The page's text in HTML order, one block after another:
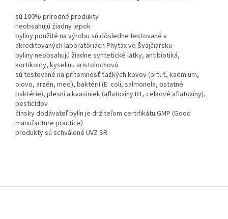
sú 100% prírodné produkty
neobsahujú žiadny lepok
byliny použité na výrobu sú dôsledne testované v
akreditovaných laboratóriách Phytax vo Švajčiarsku
byliny neobsahujú žiadne syntetické látky, antibiotiká,
kortikoidy, kyselinu aristolochovú
sú testované na prítomnosť ťažkých kovov (ortuť, kadmium,
olovo, arzén, meď), baktérií (E. coli, salmonela, ostatné
baktérie), plesní a kvasiniek (aflatoxíny B1, celkové aflatoxíny),
pesticídov
čínsky dodávateľ bylín je držiteľom certifikátu GMP (Good
manufacture practice)
produkty sú schválené UVZ SR